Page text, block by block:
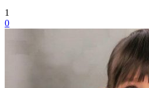
1
0